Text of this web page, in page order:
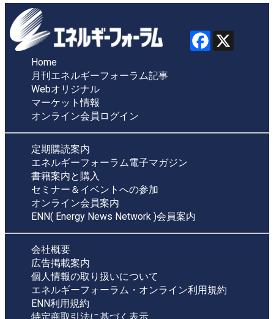
Home
月刊エネルギーフォーラム記事
Webオリジナル
マーケット情報
オンライン会員ログイン
定期購読案内
エネルギーフォーラム電子マガジン
書籍案内と購入
セミナー＆イベントへの参加
オンライン会員案内
ENN( Energy News Network )会員案内
会社概要
広告掲載案内
個人情報の取り扱いについて
エネルギーフォーラム・オンライン利用規約
ENN利用規約